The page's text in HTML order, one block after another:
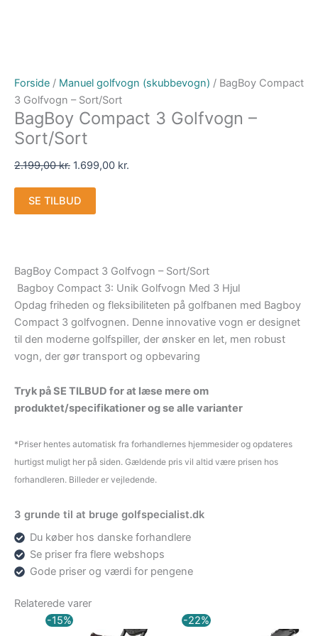
Forside / Manuel golfvogn (skubbevogn) / BagBoy Compact
3 Golfvogn – Sort/Sort
BagBoy Compact 3 Golfvogn –
Sort/Sort
2.199,00kr. 1.699,00 kr.
SE TILBUD
BagBoy Compact 3 Golfvogn – Sort/Sort
Bagboy Compact 3: Unik Golfvogn Med 3 Hjul
Opdag friheden og fleksibiliteten på golfbanen med Bagboy
Compact 3 golfvognen. Denne innovative vogn er designet
til den moderne golfspiller, der ønsker en let, men robust
vogn, der gør transport og opbevaring
Tryk på SE TILBUD for at læse mere om
produktet/specifikationer og se alle varianter
*Priser hentes automatisk fra forhandlernes hjemmesider og opdateres
hurtigst muligt her på siden. Gældende pris vil altid være prisen hos
forhandleren. Billeder er vejledende.
3 grunde til at bruge golfspecialist.dk
Du køber hos danske forhandlere
Se priser fra flere webshops
Gode priser og værdi for pengene
Relaterede varer
-15%
Den
oprindelige
aktuelle
-22%
Den
oprindelige
aktuelle